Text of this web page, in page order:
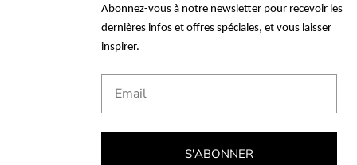
Abonnez-vous à notre newsletter pour recevoir les
dernières infos et offres spéciales, et vous laisser
inspirer.
S'ABONNER